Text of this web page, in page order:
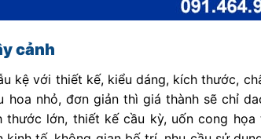
cảnh
kệ với thiết kế, kiểu dáng, kích thước,
nhỏ, đơn giản thì giá thành sẽ chỉ
lớn, thiết kế cầu kỳ, uốn cong